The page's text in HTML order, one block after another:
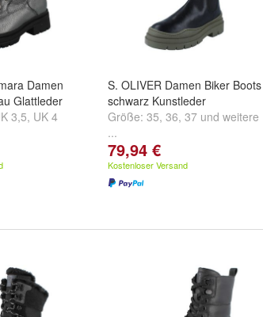
Damen
Glattleder
3,5, UK 4
S. OLIVER Damen Biker Boots
schwarz Kunstleder
Größe: 35, 36, 37 und weitere
...
79,94 €
Kostenloser Versand